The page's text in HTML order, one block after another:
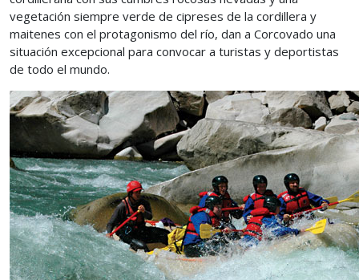
vegetación siempre verde de cipreses de la cordillera y
maitenes con el protagonismo del río, dan a Corcovado una
situación excepcional para convocar a turistas y deportistas
de todo el mundo.